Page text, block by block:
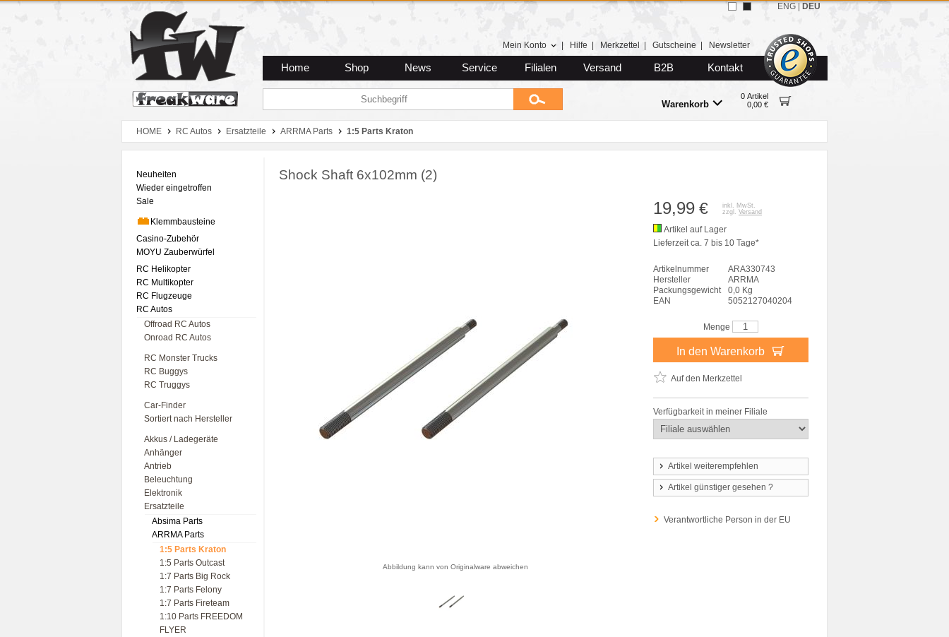
Zum Hauptmenue
Zum Seiteninhalt
Zum Warenkob
Mein Konto Hilfe Merkzettel Gutscheine Newsletter
Home Shop News Service Filialen Versand B2B Kontakt
Warenkorb
0 Artikel
0,00 €
ENG DEU
HOME RC Autos Ersatzteile ARRMA Parts 1:5 Parts Kraton
Neuheiten
Wieder eingetroffen
Sale
Klemmbausteine
Casino-Zubehör
MOYU Zauberwürfel
RC Helikopter
RC Multikopter
RC Flugzeuge
RC Autos
Offroad RC Autos
Onroad RC Autos
RC Monster Trucks
RC Buggys
RC Truggys
Car-Finder
Sortiert nach Hersteller
Akkus / Ladegeräte
Anhänger
Antrieb
Beleuchtung
Elektronik
Ersatzteile
Absima Parts
ARRMA Parts
1:5 Parts Kraton
1:5 Parts Outcast
1:7 Parts Big Rock
1:7 Parts Felony
1:7 Parts Fireteam
1:10 Parts FREEDOM
FLYER
Shock Shaft 6x102mm (2)
Abbildung kann von Originalware abweichen
19,99 €
inkl. MwSt.
zzgl. Versand
Artikel auf Lager
Lieferzeit ca. 7 bis 10 Tage*
Artikelnummer
ARA330743
Hersteller
ARRMA
Packungsgewicht
0,0 Kg
EAN
5052127040204
Menge
In den Warenkorb
Auf den Merkzettel
Verfügbarkeit in meiner Filiale
Artikel weiterempfehlen
Artikel günstiger gesehen ?
Verantwortliche Person in der EU